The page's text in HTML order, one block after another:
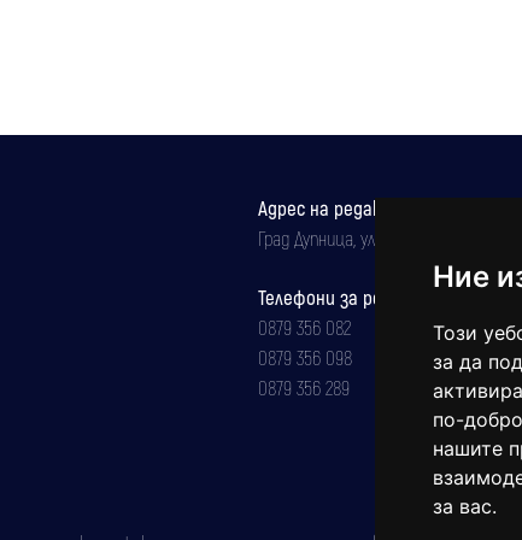
Ние
Този
за да
по-
нашите
за вас.
Адрес на редакцията
Град Дупница, ул.''Христо Ботев" 43
Телефони за реклама и
0879 356 082
0879 356 098
0879 356 289